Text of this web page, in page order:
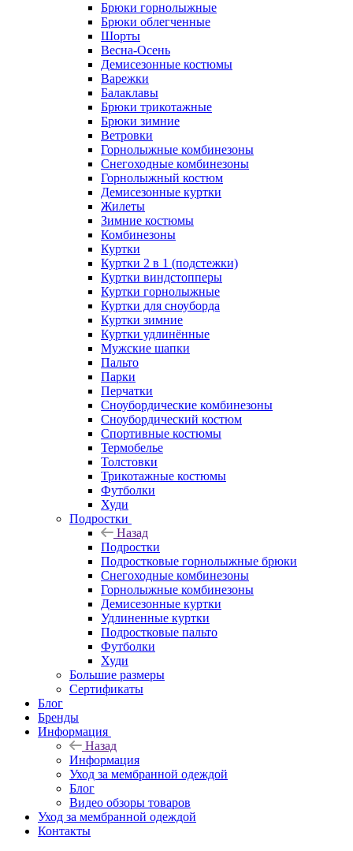
Брюки горнолыжные
Брюки облегченные
Шорты
Весна-Осень
Демисезонные костюмы
Варежки
Балаклавы
Брюки трикотажные
Брюки зимние
Ветровки
Горнолыжные комбинезоны
Снегоходные комбинезоны
Горнолыжный костюм
Демисезонные куртки
Жилеты
Зимние костюмы
Комбинезоны
Куртки
Куртки 2 в 1 (подстежки)
Куртки виндстопперы
Куртки горнолыжные
Куртки для сноуборда
Куртки зимние
Куртки удлинённые
Мужские шапки
Пальто
Парки
Перчатки
Сноубордические комбинезоны
Сноубордический костюм
Спортивные костюмы
Термобелье
Толстовки
Трикотажные костюмы
Футболки
Худи
Подростки
Назад
Подростки
Подростковые горнолыжные брюки
Снегоходные комбинезоны
Горнолыжные комбинезоны
Демисезонные куртки
Удлиненные куртки
Подростковые пальто
Футболки
Худи
Большие размеры
Сертификаты
Блог
Бренды
Информация
Назад
Информация
Уход за мембранной одеждой
Блог
Видео обзоры товаров
Уход за мембранной одеждой
Контакты